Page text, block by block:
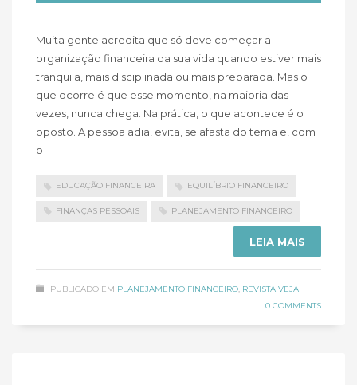
Muita gente acredita que só deve começar a
organização financeira da sua vida quando estiver mais
tranquila, mais disciplinada ou mais preparada. Mas o
que ocorre é que esse momento, na maioria das
vezes, nunca chega. Na prática, o que acontece é o
oposto. A pessoa adia, evita, se afasta do tema e, com
o
EDUCAÇÃO FINANCEIRA EQUILÍBRIO FINANCEIRO
FINANÇAS PESSOAIS PLANEJAMENTO FINANCEIRO
LEIA MAIS
PUBLICADO EM PLANEJAMENTO FINANCEIRO, REVISTA VEJA
0 COMMENTS